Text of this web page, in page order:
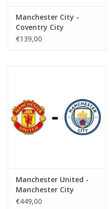
Manchester City -
Coventry City
€139,00
Manchester United -
Manchester City
€449,00